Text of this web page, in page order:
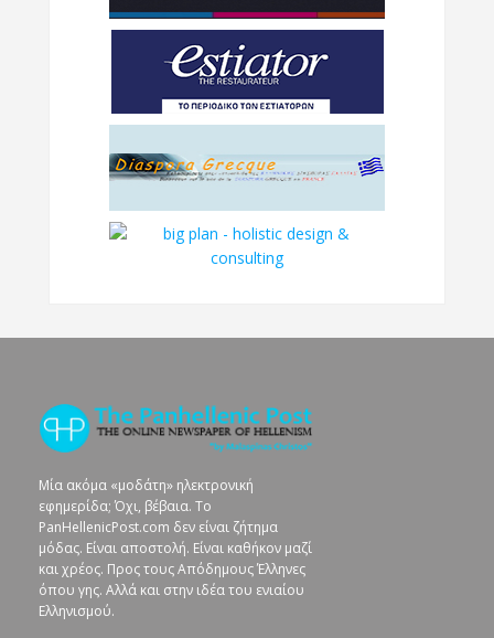
Μία ακόμα «μοδάτη» ηλεκτρονική
εφημερίδα; Όχι, βέβαια. To
PanHellenicPost.com δεν είναι ζήτημα
μόδας. Είναι αποστολή. Είναι καθήκον μαζί
και χρέος. Προς τους Απόδημους Έλληνες
όπου γης. Αλλά και στην ιδέα του ενιαίου
Ελληνισμού.